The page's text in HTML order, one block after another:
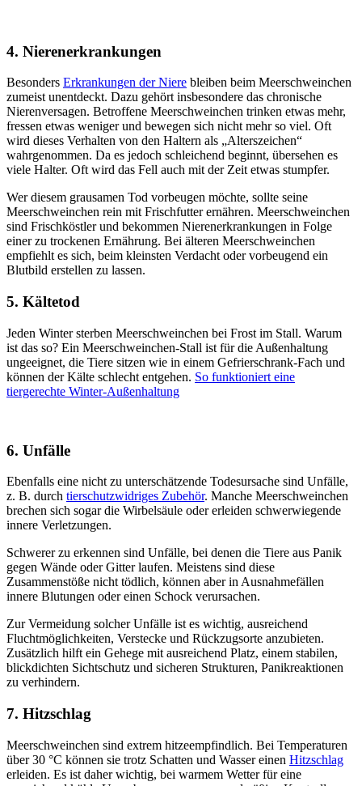
4. Nierenerkrankungen
Besonders Erkrankungen der Niere bleiben beim Meerschweinchen
zumeist unentdeckt. Dazu gehört insbesondere das chronische
Nierenversagen. Betroffene Meerschweinchen trinken etwas mehr,
fressen etwas weniger und bewegen sich nicht mehr so viel. Oft
wird dieses Verhalten von den Haltern als „Alterszeichen“
wahrgenommen. Da es jedoch schleichend beginnt, übersehen es
viele Halter. Oft wird das Fell auch mit der Zeit etwas stumpfer.
Wer diesem grausamen Tod vorbeugen möchte, sollte seine
Meerschweinchen rein mit Frischfutter ernähren. Meerschweinchen
sind Frischköstler und bekommen Nierenerkrankungen in Folge
einer zu trockenen Ernährung. Bei älteren Meerschweinchen
empfiehlt es sich, beim kleinsten Verdacht oder vorbeugend ein
Blutbild erstellen zu lassen.
5. Kältetod
Jeden Winter sterben Meerschweinchen bei Frost im Stall. Warum
ist das so? Ein Meerschweinchen-Stall ist für die Außenhaltung
ungeeignet, die Tiere sitzen wie in einem Gefrierschrank-Fach und
können der Kälte schlecht entgehen. So funktioniert eine
tiergerechte Winter-Außenhaltung
6. Unfälle
Ebenfalls eine nicht zu unterschätzende Todesursache sind Unfälle,
z. B. durch tierschutzwidriges Zubehör. Manche Meerschweinchen
brechen sich sogar die Wirbelsäule oder erleiden schwerwiegende
innere Verletzungen.
Schwerer zu erkennen sind Unfälle, bei denen die Tiere aus Panik
gegen Wände oder Gitter laufen. Meistens sind diese
Zusammenstöße nicht tödlich, können aber in Ausnahmefällen
innere Blutungen oder einen Schock verursachen.
Zur Vermeidung solcher Unfälle ist es wichtig, ausreichend
Fluchtmöglichkeiten, Verstecke und Rückzugsorte anzubieten.
Zusätzlich hilft ein Gehege mit ausreichend Platz, einem stabilen,
blickdichten Sichtschutz und sicheren Strukturen, Panikreaktionen
zu verhindern.
7. Hitzschlag
Meerschweinchen sind extrem hitzeempfindlich. Bei Temperaturen
über 30 °C können sie trotz Schatten und Wasser einen Hitzschlag
erleiden. Es ist daher wichtig, bei warmem Wetter für eine